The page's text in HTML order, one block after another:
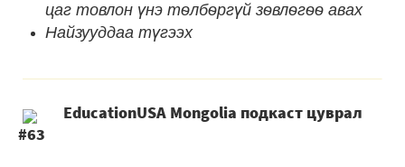
цаг товлон үнэ тѳлбѳргүй зѳвлѳгѳѳ авах
Найзууддаа түгээх
EducationUSA Mongolia подкаст цуврал
#63